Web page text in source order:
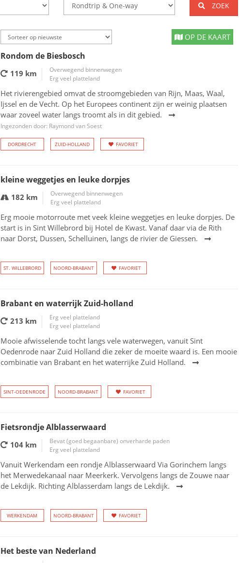
ZOEK
OP DE KAART
Rondom de Biesbosch
119 km
Overwegend binnenwegen
Erg veel platteland
Het rivierengebied omvat de stroomgebieden van Rijn, Maas, Waal,
Ijssel en de Vecht. Op het Europees continent zijn er weinig plaatsen
waar zoveel water langs troomt als in dit gebied.
Ingezonden door: Raymond van Soest
DORDRECHT ZUID-HOLLAND FAVORIET
kleine weggetjes en leuke dorpjes
182 km
Overwegend binnenwegen
Erg veel platteland
Erg mooie motorroute met veek kleine weggetjes en leuke dorpjes. De
start is in Sint Willebrord bij Hotel de Kwast. Vanaf daar via de Rith
naar Dorst, Dussen, Schelluinen, langs de rivier de Giessen.
ST. WILLEBRORD NOORD-BRABANT FAVORIET
Brabant en waterrijk Zuid-holland
213 km
Erg veel platteland
Erg veel platteland
Mooie afwisselende tocht langs vele waterwegen, vanuit Sint
Oedenrode naar Zuid Holland die zeker de moeite waard is. Een mooie
combinatie van Brabant en het waterrijke Zuid Holland.
SINT-OEDENRODE NOORD-BRABANT FAVORIET
Fietsrondje Alblasserwaard
104 km
Bevat (goed begaanbare) onverharde paden
Erg veel platteland
Vanuit Werkendam een rondje Alblasserwaard Via Gorinchem langs
het Merwedekanaal naar Meerkerk. Vervolgens langs de Zouwe naar
de Lekdijk. Richting Alblasserdam langs de Lekdijk.
WERKENDAM NOORD-BRABANT FAVORIET
Het beste van Nederland